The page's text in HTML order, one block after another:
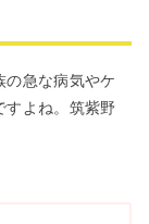
の急な病気やケ
すよね。筑紫野